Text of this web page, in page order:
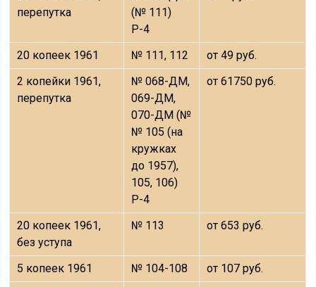
перепутка
(№ 111)
Р-4
20 копеек 1961 № 111, 112
от 49 руб.
2 копейки 1961,
перепутка
№ 068-ДМ,
069-ДМ,
070-ДМ (№
№ 105 (на
кружках
до 1957),
105, 106)
Р-4
от 61750 руб.
20 копеек 1961,
без уступа
№ 113 от 653 руб.
5 копеек 1961 № 104-108
от 107 руб.